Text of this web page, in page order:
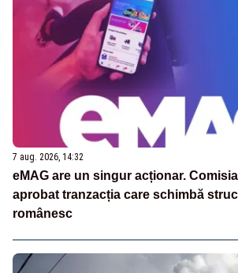
7 aug. 2026, 14:32
eMAG are un singur acționar.
aprobat tranzacția care schimbă
românesc